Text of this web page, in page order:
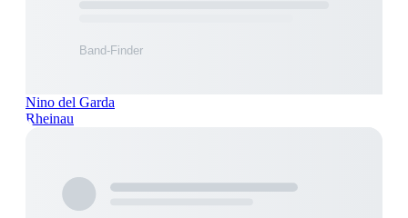
Nino del Garda
Rheinau